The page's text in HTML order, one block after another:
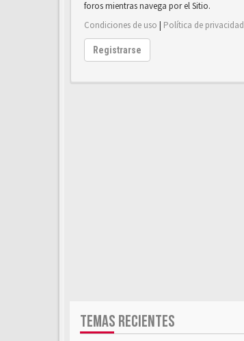
foros mientras navega por el Sitio.
Condiciones de uso | Política de privacidad
Registrarse
TEMAS RECIENTES